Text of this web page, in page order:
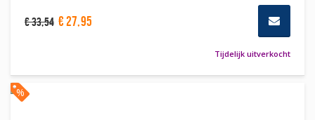
€33,54 €27,95
Tijdelijk uitverkocht
%